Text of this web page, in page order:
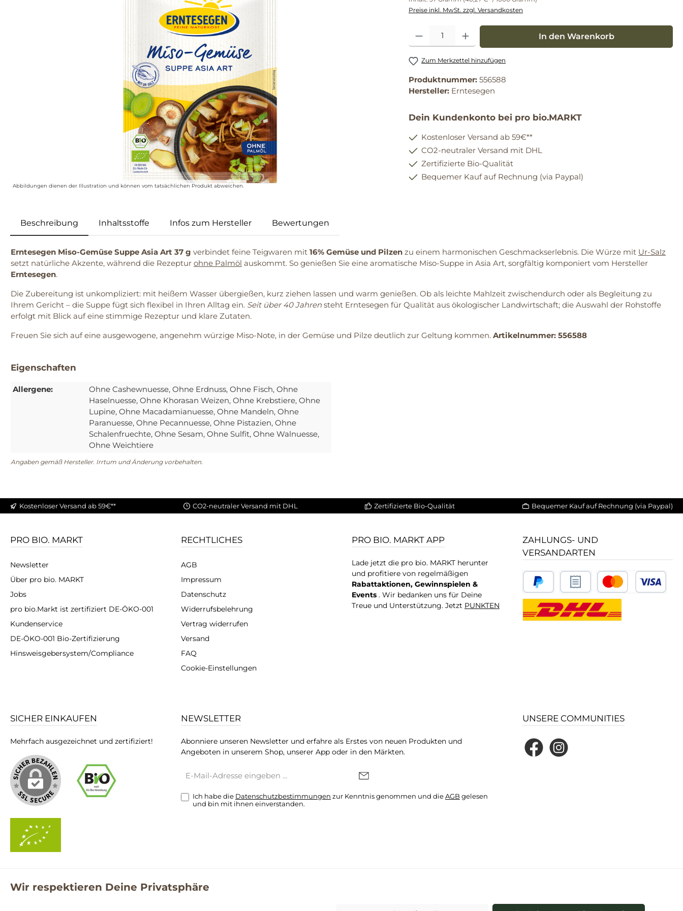
Abbildungen dienen der Illustration und können vom tatsächlichen Produkt abweichen.
Preise inkl. MwSt. zzgl. Versandkosten
Produkt Anzahl: Gib den gewünschten Wert ein oder benutze die Schaltflächen um die
In den Warenkorb
Zum Merkzettel hinzufügen
Produktnummer: 556588
Hersteller: Erntesegen
Dein Kundenkonto bei pro bio.MARKT
Kostenloser Versand ab 59€**
CO2-neutraler Versand mit DHL
Zertifizierte Bio-Qualität
Bequemer Kauf auf Rechnung (via Paypal)
Beschreibung Inhaltsstoffe Infos zum Hersteller Bewertungen
Erntesegen Miso-Gemüse Suppe Asia Art 37 g verbindet feine Teigwaren mit 16% Gemüse und Pilzen zu einem harmonischen Geschmackserlebnis. Die Würze mit Ur-Salz
setzt natürliche Akzente, während die Rezeptur ohne Palmöl auskommt. So genießen Sie eine aromatische Miso-Suppe in Asia Art, sorgfältig komponiert vom Hersteller
Erntesegen.
Die Zubereitung ist unkompliziert: mit heißem Wasser übergießen, kurz ziehen lassen und warm genießen. Ob als leichte Mahlzeit zwischendurch oder als Begleitung zu
Ihrem Gericht – die Suppe fügt sich flexibel in Ihren Alltag ein. Seit über 40 Jahren steht Erntesegen für Qualität aus ökologischer Landwirtschaft; die Auswahl der Rohstoffe
erfolgt mit Blick auf eine stimmige Rezeptur und klare Zutaten.
Freuen Sie sich auf eine ausgewogene, angenehm würzige Miso-Note, in der Gemüse und Pilze deutlich zur Geltung kommen. Artikelnummer: 556588
Eigenschaften
Allergene: Ohne Cashewnuesse, Ohne Erdnuss, Ohne Fisch, Ohne
Haselnuesse, Ohne Khorasan Weizen, Ohne Krebstiere, Ohne
Lupine, Ohne Macadamianuesse, Ohne Mandeln, Ohne
Paranuesse, Ohne Pecannuesse, Ohne Pistazien, Ohne
Schalenfruechte, Ohne Sesam, Ohne Sulfit, Ohne Walnuesse,
Ohne Weichtiere
Angaben gemäß Hersteller. Irrtum und Änderung vorbehalten.
Kostenloser Versand ab 59€** CO2-neutraler Versand mit DHL Zertifizierte Bio-Qualität Bequemer Kauf auf Rechnung (via Paypal)
PRO BIO. MARKT
Newsletter
Über pro bio. MARKT
Jobs
pro bio.Markt ist zertifiziert DE-ÖKO-001
Kundenservice
DE-ÖKO-001 Bio-Zertifizierung
Hinsweisgebersystem/Compliance
RECHTLICHES
AGB
Impressum
Datenschutz
Widerrufsbelehrung
Vertrag widerrufen
Versand
FAQ
Cookie-Einstellungen
PRO BIO. MARKT APP
Lade jetzt die pro bio. MARKT herunter
und profitiere von regelmäßigen
Rabattaktionen, Gewinnspielen &
Events . Wir bedanken uns für Deine
Treue und Unterstützung. Jetzt PUNKTEN
ZAHLUNGS- UND
VERSANDARTEN
SICHER EINKAUFEN
Mehrfach ausgezeichnet und zertifiziert!
NEWSLETTER
Abonniere unseren Newsletter und erfahre als Erstes von neuen Produkten und
Angeboten in unserem Shop, unserer App oder in den Märkten.
Mail-
Ich habe die Datenschutzbestimmungen zur Kenntnis genommen und dieAGBgelesen
und bin mit ihnen einverstanden.
UNSERE COMMUNITIES
FacebookInstagram
und ggf. Nachnahmegebühren, wenn nicht anders angegeben.
Wir respektieren Deine Privatsphäre